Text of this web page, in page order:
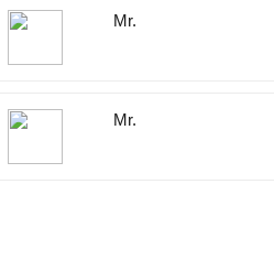
Mr.
Mr.